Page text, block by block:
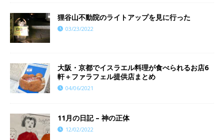
狸谷山不動院のライトアップを見に行った
03/23/2022
大阪・京都でイスラエル料理が食べられるお店6
軒＋ファラフェル提供店まとめ
04/06/2021
11月の日記 – 神の正体
12/02/2022